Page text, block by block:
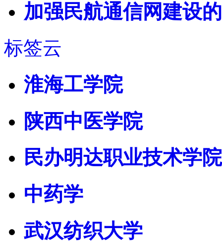
加强民航通信网建设
标签云
淮海工学院
陕西中医学院
民办明达职业技术学院
中药学
武汉纺织大学